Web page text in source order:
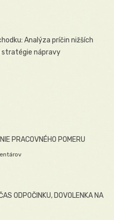
Analýza príčin nižších
stratégie nápravy
PRACOVNÉHO POMERU
ODPOČINKU, DOVOLENKA NA